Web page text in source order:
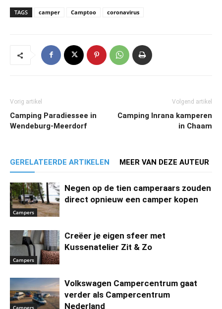
TAGS camper Camptoo coronavirus
Vorig artikel
Camping Paradiessee in
Wendeburg-Meerdorf
Volgend artikel
Camping Inrana kamperen
in Chaam
GERELATEERDE ARTIKELEN MEER VAN DEZE AUTEUR
Campers
Negen op de tien camperaars zouden
direct opnieuw een camper kopen
Campers
Creëer je eigen sfeer met
Kussenatelier Zit & Zo
Campers
Volkswagen Campercentrum gaat
verder als Campercentrum
Nederland